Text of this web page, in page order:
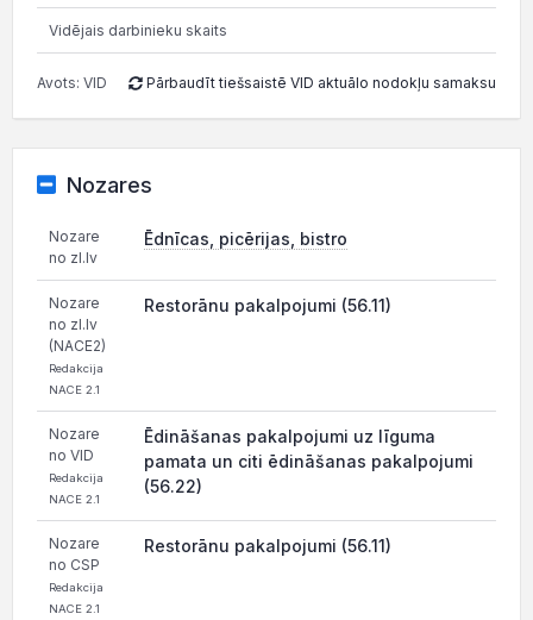
Vidējais darbinieku skaits
Avots: VID Pārbaudīt tiešsaistē VID aktuālo nodokļu samaksu
Nozares
Nozare
no zl.lv
Ēdnīcas, picērijas, bistro
Nozare
no zl.lv
(NACE2)
Redakcija
NACE 2.1
Restorānu pakalpojumi (56.11)
Nozare
no VID
Redakcija
NACE 2.1
Ēdināšanas pakalpojumi uz līguma
pamata un citi ēdināšanas pakalpojumi
(56.22)
Nozare
no CSP
Redakcija
NACE 2.1
Restorānu pakalpojumi (56.11)